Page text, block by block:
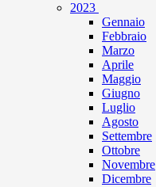
2023
Gennaio
Febbraio
Marzo
Aprile
Maggio
Giugno
Luglio
Agosto
Settembre
Ottobre
Novembre
Dicembre